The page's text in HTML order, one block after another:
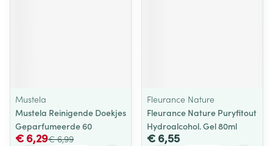
Mustela
Mustela Reinigende Doekjes
Geparfumeerde 60
€ 6,99
€ 6,29
Fleurance Nature
Fleurance Nature Puryfitout
Hydroalcohol. Gel 80ml
€ 6,55